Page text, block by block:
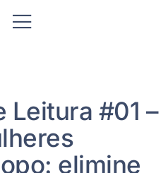
Leitura #01 –
elimine